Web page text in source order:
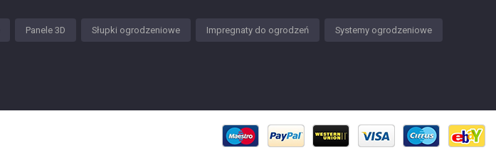
Panele 3D Słupki ogrodzeniowe Impregnaty do ogrodzeń Systemy ogrodzeniowe